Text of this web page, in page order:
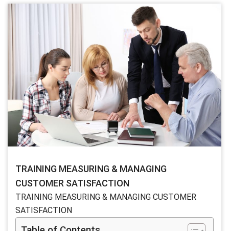
TRAINING MEASURING & MANAGING
CUSTOMER SATISFACTION
TRAINING MEASURING & MANAGING CUSTOMER
SATISFACTION